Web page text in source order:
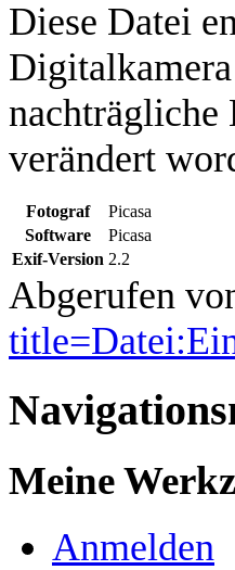
Diese Datei
nachträgliche
verändert
Fotograf
Picasa
Software
Picasa
Exif-Version 2.2
Abgerufen
Meine
Anmelden